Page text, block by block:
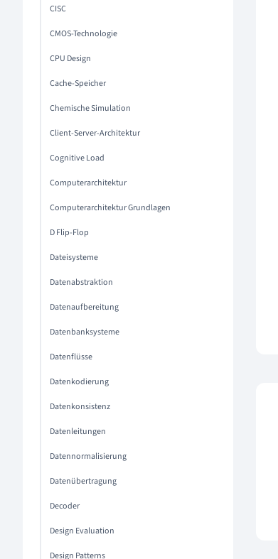
CISC
CMOS-Technologie
CPU Design
Cache-Speicher
Chemische Simulation
Client-Server-Architektur
Cognitive Load
Computerarchitektur
Computerarchitektur Grundlagen
D Flip-Flop
Dateisysteme
Datenabstraktion
Datenaufbereitung
Datenbanksysteme
Datenflüsse
Datenkodierung
Datenkonsistenz
Datenleitungen
Datennormalisierung
Datenübertragung
Decoder
Design Evaluation
Design Patterns